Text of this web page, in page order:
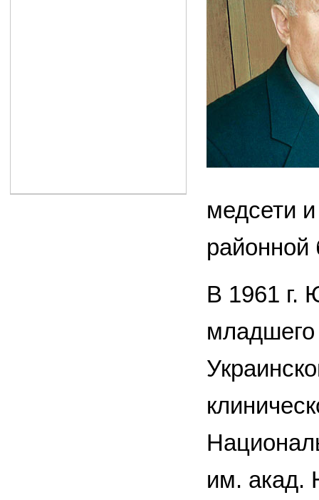
медсети
районной
В 1961 г.
младшего
им. акад.